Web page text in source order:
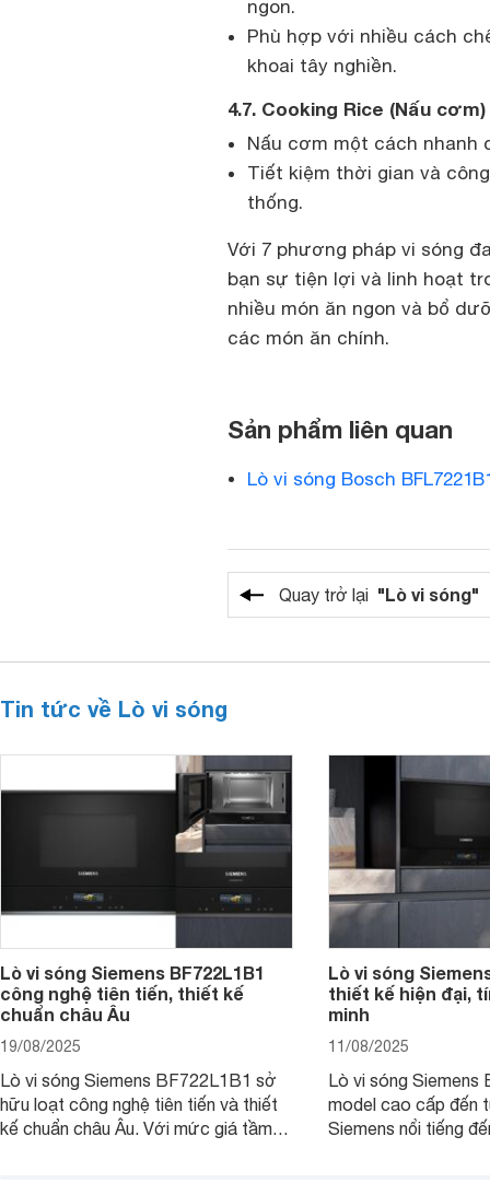
ngon.
Phù hợp với nhiều cách
khoai tây nghiền.
4.7. Cooking Rice (Nấu cơm)
Nấu cơm một cách nhanh
Tiết kiệm thời gian và
thống.
Với 7 phương pháp vi sóng
bạn sự tiện lợi và linh hoạt
nhiều món ăn ngon và bổ
các món ăn chính.
Sản phẩm liên quan
Lò vi sóng Bosch
Quay trở lại "Lò vi sóng"
Tin tức về Lò vi sóng
Lò vi sóng Siemens BF722L1B1
công nghệ tiên tiến, thiết kế
chuẩn châu Âu
19/08/2025
Lò vi sóng Siemens BF722L1B1 sở
hữu loạt công nghệ tiên tiến và thiết
kế chuẩn châu Âu. Với mức giá tầm
Lò vi sóng
thiết kế hiện đại,
minh
11/08/2025
Lò vi sóng Siemens
model cao cấp đến
Siemens nổi tiếng